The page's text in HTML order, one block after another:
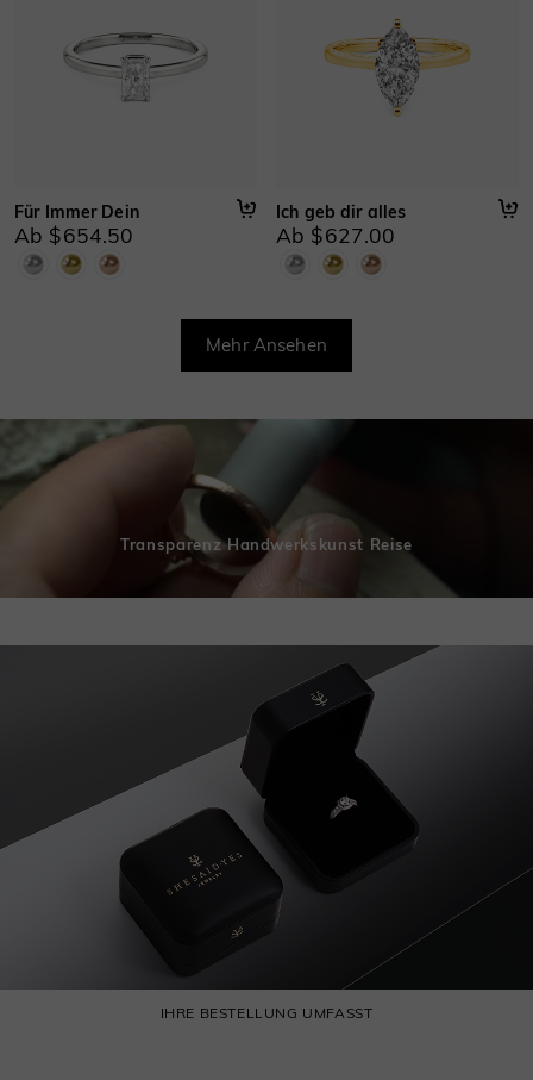
Für Immer Dein
Ab $654.50
Ich geb dir alles
Ab $627.00
Mehr Ansehen
Transparenz Handwerkskunst Reise
IHRE BESTELLUNG UMFASST